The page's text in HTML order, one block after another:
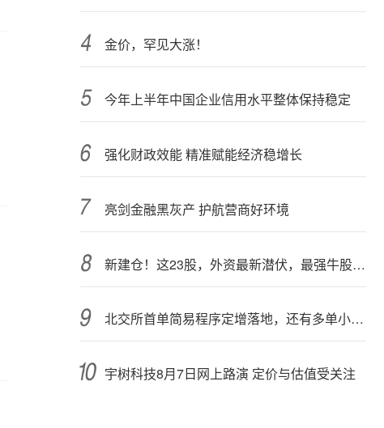
金价，罕见大涨！
今年上半年中国企业信用水平整体保持稳定
强化财政效能 精准赋能经济稳增长
亮剑金融黑灰产 护航营商好环境
新建仓！这23股，外资最新潜伏，最强牛股在列
北交所首单简易程序定增落地，还有多单小额快速融资推进中
宇树科技8月7日网上路演 定价与估值受关注